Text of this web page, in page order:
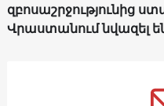
զբոսաշրջությունից
Վրաստանում նվազել